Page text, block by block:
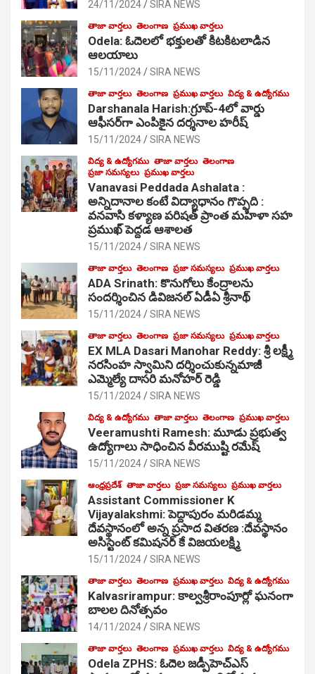
24/11/2024 SIRA NEWS
తాజా వార్తలు తెలంగాణ ప్రముఖ వార్తలు
Odela: ఓదెల‌లో భక్తులతో కిటకిటలాడిన
ఆల‌యాలు
15/11/2024 SIRA NEWS
తాజా వార్తలు తెలంగాణ ప్రముఖ వార్తలు విద్య & ఉద్యోగము
Darshanala Harish:గ్రూప్-4లో వార్డు
ఆఫీసర్‌గా ఎంపికైన దర్శనాల హరీష్
15/11/2024 SIRA NEWS
విద్య & ఉద్యోగము తాజా వార్తలు తెలంగాణ
ప్రజా సమస్యలు ప్రముఖ వార్తలు
Vanavasi Peddada Ashalata :
అన్నిదానాల కంటే విద్యాధానం గొప్పది :
వనవాసి కళ్యాణ పరిషత్ ప్రాంత మహిళా సహ
ప్రముఖ్ పెద్దడ ఆశాలత
15/11/2024 SIRA NEWS
తాజా వార్తలు తెలంగాణ ప్రజా సమస్యలు ప్రముఖ వార్తలు
ADA Srinath: కొనుగోలు కేంద్రాల‌ను
సంద‌ర్శించిన డివిజనల్ ఏడీఏ శ్రీనాథ్
15/11/2024 SIRA NEWS
తాజా వార్తలు తెలంగాణ ప్రజా సమస్యలు ప్రముఖ వార్తలు
EX MLA Dasari Manohar Reddy: శ్రీ లక్ష్మీ
నరసింహ స్వామిని దర్శించుకున్నమాజీ
ఎమ్మెల్యే దాసరి మనోహర్ రెడ్డి
15/11/2024 SIRA NEWS
విద్య & ఉద్యోగము తాజా వార్తలు తెలంగాణ ప్రముఖ వార్తలు
Veeramushti Ramesh: మూడు ప్రభుత్వ
ఉద్యోగాలు సాధించిన వీరముష్టి రమేష్
15/11/2024 SIRA NEWS
ఆంధ్రప్రదేశ్ తాజా వార్తలు ప్రజా సమస్యలు ప్రముఖ వార్తలు
Assistant Commissioner K
Vijayalakshmi: పెద్దాపురం మరిడమ్మ
దేవస్థానంలో అన్న ప్రసాద వితరణ :దేవస్థానం
అసిస్టెంట్ కమిషనర్ కే విజయలక్ష్మి
15/11/2024 SIRA NEWS
తాజా వార్తలు తెలంగాణ ప్రముఖ వార్తలు విద్య & ఉద్యోగము
Kalvasrirampur: కాల్వశ్రీరాంపూర్లో ఘనంగా
బాలల దినోత్సవం
14/11/2024 SIRA NEWS
తాజా వార్తలు తెలంగాణ ప్రముఖ వార్తలు విద్య & ఉద్యోగము
Odela ZPHS: ఓదెల జ‌డ్పీహెచ్ఎస్